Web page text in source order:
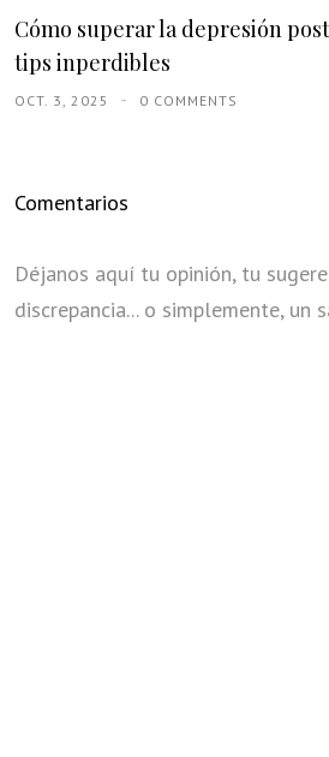
Cómo superar la depresión
tips inperdibles
OCT. 3, 2025 0 COMMENTS
Comentarios
Déjanos aquí tu opinión, tu
discrepancia... o simplemente, un